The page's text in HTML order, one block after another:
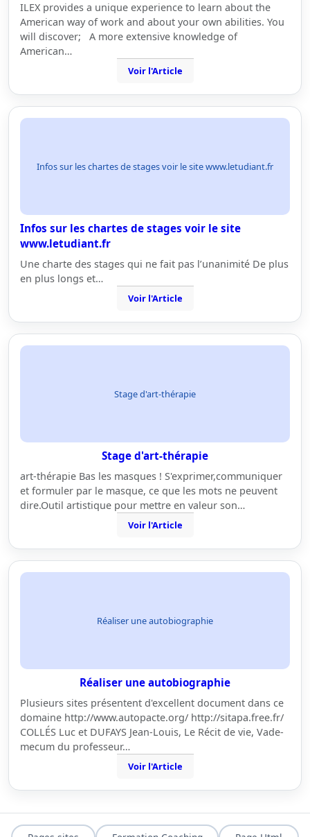
ILEX provides a unique experience to learn about the
American way of work and about your own abilities. You
will discover; A more extensive knowledge of
American…
Voir l'Article
Infos sur les chartes de stages voir le site www.letudiant.fr
Infos sur les chartes de stages voir le site
www.letudiant.fr
Une charte des stages qui ne fait pas l’unanimité De plus
en plus longs et…
Voir l'Article
Stage d'art-thérapie
Stage d'art-thérapie
art-thérapie Bas les masques ! S'exprimer,communiquer
et formuler par le masque, ce que les mots ne peuvent
dire.Outil artistique pour mettre en valeur son…
Voir l'Article
Réaliser une autobiographie
Réaliser une autobiographie
Plusieurs sites présentent d'excellent document dans ce
domaine http://www.autopacte.org/ http://sitapa.free.fr/
COLLÉS Luc et DUFAYS Jean-Louis, Le Récit de vie, Vade-
mecum du professeur…
Voir l'Article